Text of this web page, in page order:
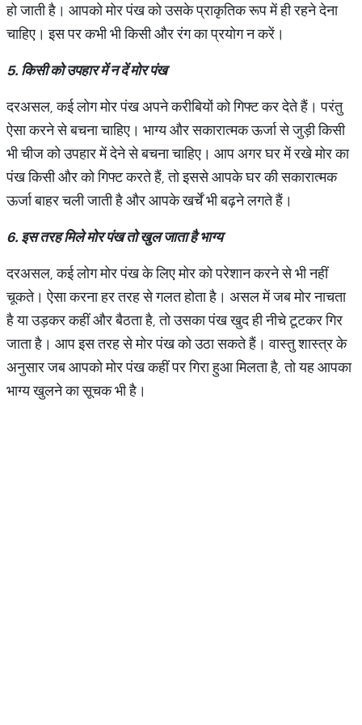
हो जाती है। आपको मोर पंख को उसके प्राकृतिक रूप में ही रहने देना
चाहिए। इस पर कभी भी किसी और रंग का प्रयोग न करें।
5. किसीकोउपहारमेंनदें​मोरपंख
दरअसल, कई लोग मोर पंख अपने करीबियों को गिफ्ट कर देते हैं। परंतु
ऐसा करने से बचना चाहिए। भाग्य और सकारात्मक ऊर्जा से जुड़ी किसी
भी चीज को उपहार में देने से बचना चाहिए। आप अगर घर में रखे मोर का
पंख किसी और को गिफ्ट करते हैं, तो इससे आपके घर की सकारात्मक
ऊर्जा बाहर चली जाती है और आपके खर्चें भी बढ़ने लगते हैं।
6. इसतरहमिलेमोरपंखतोखुल जाताहै भाग्य
दरअसल, कई लोग मोर पंख के लिए मोर को परेशान करने से भी नहीं
चूकते। ऐसा करना हर तरह से गलत होता है। असल में जब मोर नाचता
है या उड़कर कहीं और बैठता है, तो उसका पंख खुद ही नीचे टूटकर गिर
जाता है। आप इस तरह से मोर पंख को उठा सकते हैं। वास्तु शास्त्र के
अनुसार जब आपको मोर पंख कहीं पर गिरा हुआ मिलता है, तो यह आपका
भाग्य खुलने का सूचक भी है।